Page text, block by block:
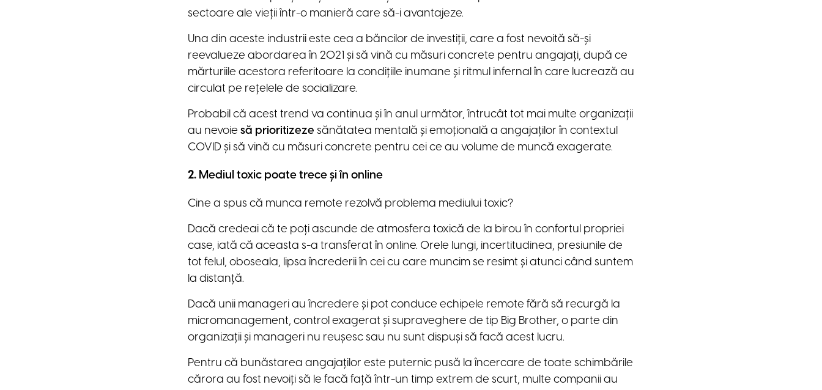
sectoare ale vieții într-o manieră care să-i avantajeze.
Una din aceste industrii este cea a băncilor de investiții, care a fost nevoită să-și
reevalueze abordarea în 2021 și să vină cu măsuri concrete pentru angajați, după ce
mărturiile acestora referitoare la condițiile inumane și ritmul infernal în care lucrează au
circulat pe rețelele de socializare.
Probabil că acest trend va continua și în anul următor, întrucât tot mai multe organizații
au nevoie să prioritizeze sănătatea mentală și emoțională a angajaților în contextul
COVID și să vină cu măsuri concrete pentru cei ce au volume de muncă exagerate.
2. Mediul toxic poate trece și în online
Cine a spus că munca remote rezolvă problema mediului toxic?
Dacă credeai că te poți ascunde de atmosfera toxică de la birou în confortul propriei
case, iată că aceasta s-a transferat în online. Orele lungi, incertitudinea, presiunile de
tot felul, oboseala, lipsa încrederii în cei cu care muncim se resimt și atunci când suntem
la distanță.
Dacă unii manageri au încredere și pot conduce echipele remote fără să recurgă la
micromanagement, control exagerat și supraveghere de tip Big Brother, o parte din
organizații și manageri nu reușesc sau nu sunt dispuși să facă acest lucru.
Pentru că bunăstarea angajaților este puternic pusă la încercare de toate schimbările
cărora au fost nevoiți să le facă față într-un timp extrem de scurt, multe companii au